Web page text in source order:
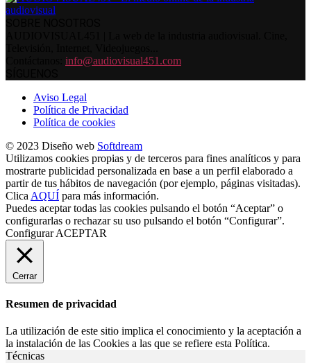
info@audiovisual451.com
Aviso Legal
Política de Privacidad
Política de cookies
© 2023 Diseño web Softdream
Utilizamos cookies propias y de terceros para fines analíticos y para
mostrarte publicidad personalizada en base a un perfil elaborado a
partir de tus hábitos de navegación (por ejemplo, páginas visitadas).
Clica AQUÍ para más información.
Puedes aceptar todas las cookies pulsando el botón “Aceptar” o
configurarlas o rechazar su uso pulsando el botón “Configurar”.
Configurar ACEPTAR
Cerrar
Resumen de privacidad
La utilización de este sitio implica el conocimiento y la aceptación a
la instalación de las Cookies a las que se refiere esta Política.
Técnicas